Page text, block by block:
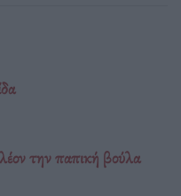
την παπική βούλα